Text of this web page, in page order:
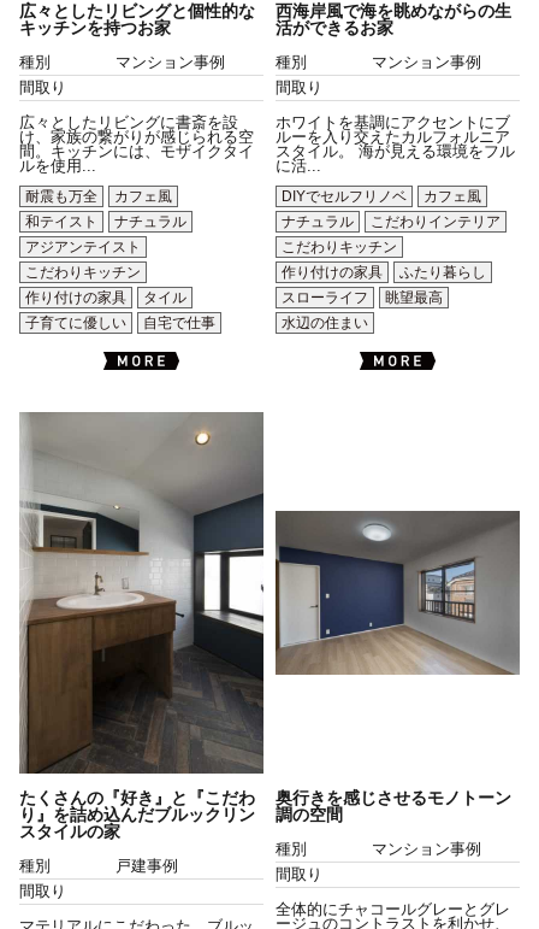
広々としたリビングと個性的な
キッチンを持つお家
種別
マンション事例
間取り
広々としたリビングに書斎を設
け、家族の繋がりが感じられる空
間。キッチンには、モザイクタイ
ルを使用...
耐震も万全
カフェ風
和テイスト
ナチュラル
アジアンテイスト
こだわりキッチン
作り付けの家具
タイル
子育てに優しい
自宅で仕事
西海岸風で海を眺めながらの生
活ができるお家
種別
マンション事例
間取り
ホワイトを基調にアクセントにブ
ルーを入り交えたカルフォルニア
スタイル。 海が見える環境をフル
に活...
DIYでセルフリノベ
カフェ風
ナチュラル
こだわりインテリア
こだわりキッチン
作り付けの家具
ふたり暮らし
スローライフ
眺望最高
水辺の住まい
たくさんの『好き』と『こだわ
り』を詰め込んだブルックリン
スタイルの家
種別
戸建事例
間取り
奥行きを感じさせるモノトーン
調の空間
種別
マンション事例
間取り
全体的にチャコールグレーとグレ
ージュのコントラストを利かせ、